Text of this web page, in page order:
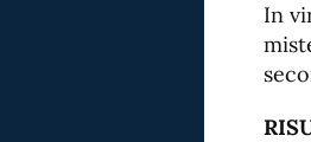
In